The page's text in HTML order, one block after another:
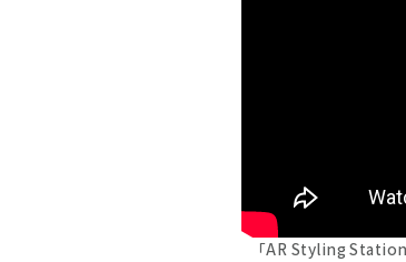
「AR Styling Station